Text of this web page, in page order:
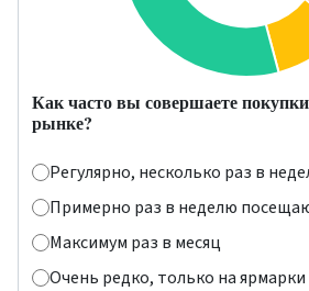
Как часто вы совершаете
рынке?
Регулярно, несколько раз в
Примерно раз в неделю
Максимум раз в месяц
Очень редко, только на ярмарки